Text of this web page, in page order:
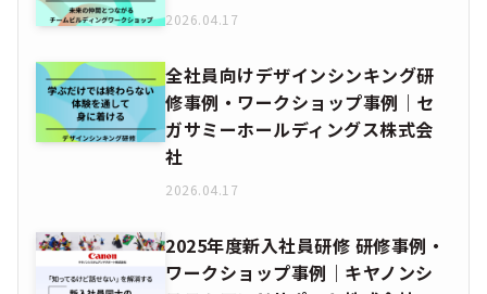
2026.04.17
全社員向けデザインシンキング研
修事例・ワークショップ事例｜セ
ガサミーホールディングス株式会
社
2026.04.17
2025年度新入社員研修 研修事例・
ワークショップ事例｜キヤノンシ